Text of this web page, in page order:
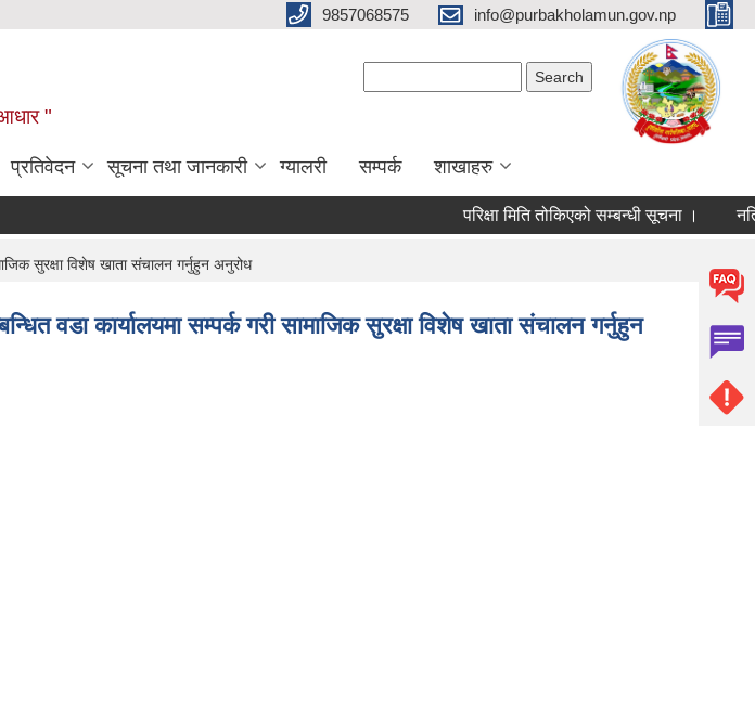
9857068575 info@purbakholamun.gov.np
"
प्रतिवेदन सूचना तथा जानकारी ग्यालरी सम्पर्क शाखाहरु
परिक्षा मिति तोकिएको सम्बन्धी सूचना । नतिजा
सुरक्षा विशेष खाता संचालन गर्नुहुन अनुरोध
वडा कार्यालयमा सम्पर्क गरी सामाजिक सुरक्षा विशेष खाता संचालन गर्नुहुन